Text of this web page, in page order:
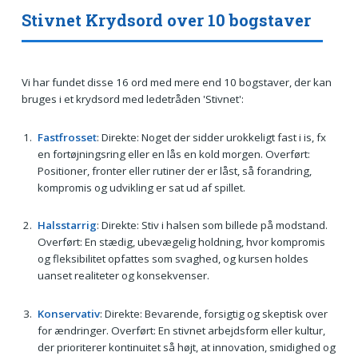
Stivnet Krydsord over 10 bogstaver
Vi har fundet disse 16 ord med mere end 10 bogstaver, der kan
bruges i et krydsord med ledetråden 'Stivnet':
Fastfrosset: Direkte: Noget der sidder urokkeligt fast i is, fx
en fortøjningsring eller en lås en kold morgen. Overført:
Positioner, fronter eller rutiner der er låst, så forandring,
kompromis og udvikling er sat ud af spillet.
Halsstarrig: Direkte: Stiv i halsen som billede på modstand.
Overført: En stædig, ubevægelig holdning, hvor kompromis
og fleksibilitet opfattes som svaghed, og kursen holdes
uanset realiteter og konsekvenser.
Konservativ: Direkte: Bevarende, forsigtig og skeptisk over
for ændringer. Overført: En stivnet arbejdsform eller kultur,
der prioriterer kontinuitet så højt, at innovation, smidighed og